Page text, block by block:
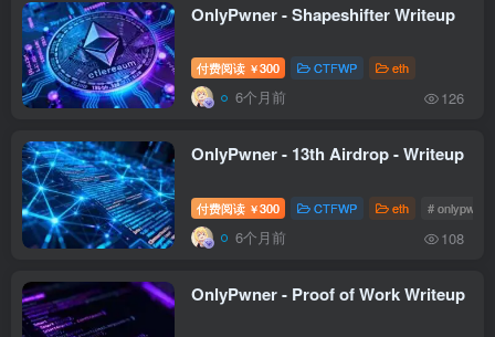
OnlyPwner - Shapeshifter Writeup
付费阅读 ￥300 CTFWP eth
6个月前 126
OnlyPwner - 13th Airdrop - Writeup
付费阅读 ￥300 CTFWP eth # onlypwner
6个月前 108
OnlyPwner - Proof of Work Writeup